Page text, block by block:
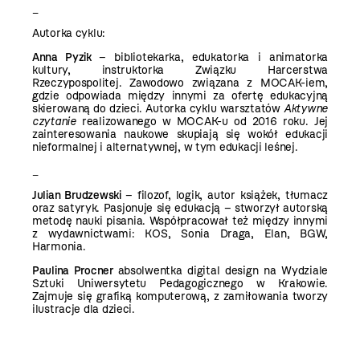
Autorka cyklu:
Anna Pyzik– bibliotekarka, edukatorka i animatorka
kultury, instruktorka Związku Harcerstwa
Rzeczypospolitej. Zawodowo związana z MOCAK-iem,
gdzie odpowiada między innymi za ofertę edukacyjną
skierowaną do dzieci. Autorka cyklu warsztatów Aktywne
czytanierealizowanego w MOCAK-u od 2016 roku. Jej
zainteresowania naukowe skupiają się wokół edukacji
nieformalnej i alternatywnej, w tym edukacji leśnej.
Julian Brudzewski – filozof, logik, autor książek, tłumacz
oraz satyryk. Pasjonuje się edukacją – stworzył autorską
metodę nauki pisania. Współpracował też między innymi
z wydawnictwami: KOS, Sonia Draga, Elan, BGW,
Harmonia.
Paulina Procner absolwentka digital design na Wydziale
Sztuki Uniwersytetu Pedagogicznego w Krakowie.
Zajmuje się grafiką komputerową, z zamiłowania tworzy
ilustracje dla dzieci.